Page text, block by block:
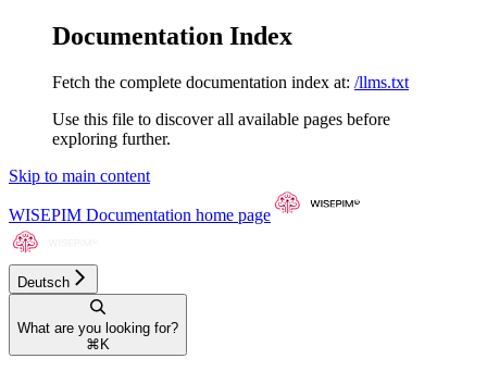
Documentation Index
Fetch the complete documentation index at: /llms.txt
Use this file to discover all available pages before
exploring further.
Skip to main content
WISEPIM Documentation home page
Deutsch
What are you looking for?
⌘ K